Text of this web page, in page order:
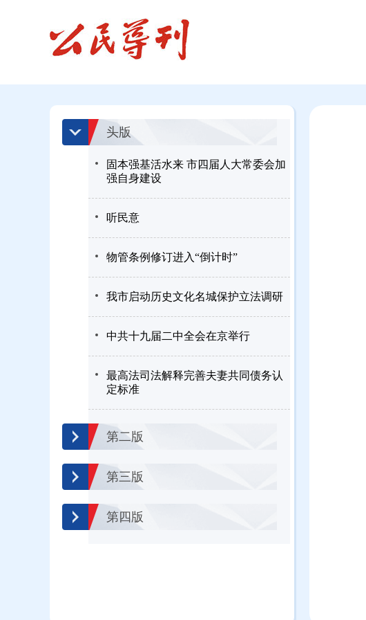
头版
固本强基活水来 市四届人大常委会加
强自身建设
听民意
物管条例修订进入“倒计时”
我市启动历史文化名城保护立法调研
中共十九届二中全会在京举行
最高法司法解释完善夫妻共同债务认
定标准
第二版
第三版
第四版